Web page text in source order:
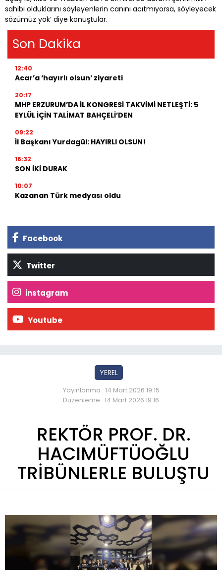
sahibi olduklarını söyleyenlerin canını acıtmıyorsa, söyleyecek
sözümüz yok’ diye konuştular.
Son Dakika
12:40
Acar’a ‘hayırlı olsun’ ziyareti
20:17
MHP ERZURUM’DA İL KONGRESİ TAKVİMİ NETLEŞTİ: 5
EYLÜL İÇİN TALİMAT BAHÇELİ’DEN
09:22
İl Başkanı Yurdagül: HAYIRLI OLSUN!
16:32
SON İKİ DURAK
10:07
Kazanan Türk medyası oldu
Facebook
Twitter
İnstagram
Youtube
YEREL
Yayınlanma : 14 Mart 2026 19:15
Düzenleme : 14 Mart 2026 19:16
REKTÖR PROF. DR.
HACIMÜFTÜOĞLU
TRİBÜNLERLE BULUŞTU